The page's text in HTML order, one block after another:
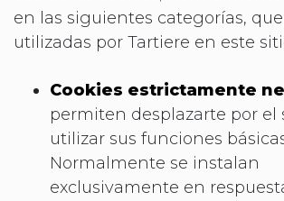
en las siguientes categorías,
utilizadas por Tartiere en este
Cookies estrictamente
permiten desplazarte por el
utilizar sus funciones
Normalmente se instalan
exclusivamente en